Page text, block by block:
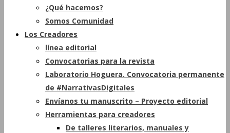
¿Qué hacemos?
Somos Comunidad
Los Creadores
línea editorial
Convocatorias para la revista
Laboratorio Hoguera. Convocatoria permanente
de #NarrativasDigitales
Envíanos tu manuscrito – Proyecto editorial
Herramientas para creadores
De talleres literarios, manuales y